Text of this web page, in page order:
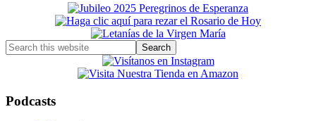
Primary
Sidebar
Search
this
Podcasts